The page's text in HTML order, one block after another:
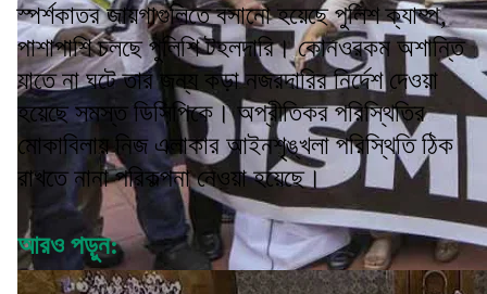
স্পর্শকাতর জায়গাগুলিতে বসানো হয়েছে পুলিশ ক্যাম্প,
পাশাপাশি চলছে পুলিশি টহলদারি। কোনওরকম অশান্তি
যাতে না ঘটে তার জন্য কড়া নজরদারির নির্দেশ দেওয়া
হয়েছে সমস্ত ডিসিপিকে। অপ্রীতিকর পরিস্থিতির
মোকাবিলায় নিজ এলাকার আইনশৃঙ্খলা পরিস্থিতি ঠিক
রাখতে নানা পরিকল্পনা নেওয়া হয়েছে।
আরও পড়ুন: